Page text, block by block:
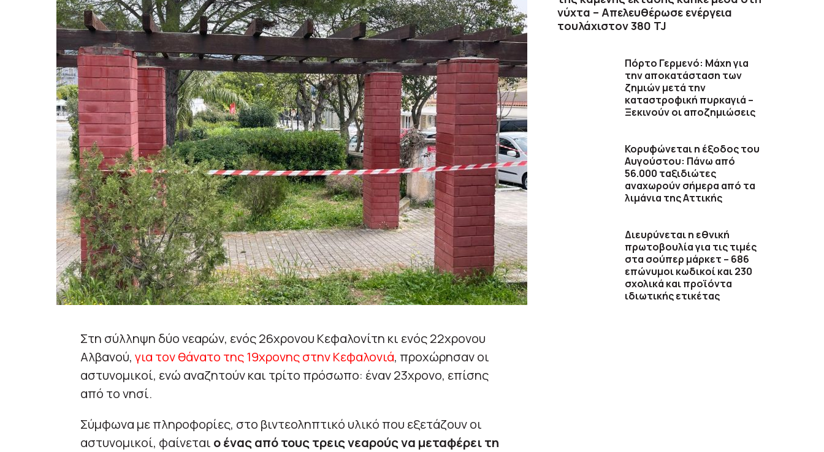
Στη σύλληψη δύο νεαρών, ενός 26χρονου Κεφαλονίτη κι ενός 22χρονου
Αλβανού, για τον θάνατο της 19χρονης στην Κεφαλονιά, προχώρησαν οι
αστυνομικοί, ενώ αναζητούν και τρίτο πρόσωπο: έναν 23χρονο, επίσης
από τo νησί.
Σύμφωνα με πληροφορίες, στο βιντεοληπτικό υλικό που εξετάζουν οι
αστυνομικοί, φαίνεται ο ένας από τους τρεις νεαρούς να μεταφέρει τη
νύχτα – Απελευθέρωσε ενέργεια
τουλάχιστον 380 TJ
Πόρτο Γερμενό: Μάχη για
την αποκατάσταση των
ζημιών μετά την
καταστροφική πυρκαγιά –
Ξεκινούν οι αποζημιώσεις
Κορυφώνεται η έξοδος του
Αυγούστου: Πάνω από
56.000 ταξιδιώτες
αναχωρούν σήμερα από τα
λιμάνια της Αττικής
Διευρύνεται η εθνική
πρωτοβουλία για τις τιμές
στα σούπερ μάρκετ – 686
επώνυμοι κωδικοί και 230
σχολικά και προϊόντα
ιδιωτικής ετικέτας